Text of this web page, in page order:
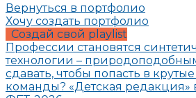
Вернуться в портфолио
Хочу создать портфолио
Создай свой playlist
Профессии становятся
технологии –
сдавать, чтобы попасть в
команды? «Детская редакция»